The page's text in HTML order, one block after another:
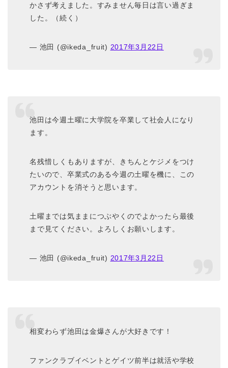
かさず考えました。すみません毎日は言い過ぎま
した。（続く）
— 池田 (@ikeda_fruit) 2017年3月22日
池田は今週土曜に大学院を卒業して社会人になり
ます。
名残惜しくもありますが、きちんとケジメをつけ
たいので、卒業式のある今週の土曜を機に、この
アカウントを消そうと思います。
土曜までは気ままにつぶやくのでよかったら最後
まで見てください。よろしくお願いします。
— 池田 (@ikeda_fruit) 2017年3月22日
相変わらず池田は金爆さんが大好きです！
ファンクラブイベントとゲイツ前半は就活や学校